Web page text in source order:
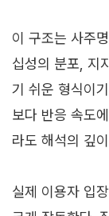
이 구조는 사주
십성의 분포, 지
기 쉬운 형식이
보다 반응 속도
라도 해석의 깊
실제 이용자 입